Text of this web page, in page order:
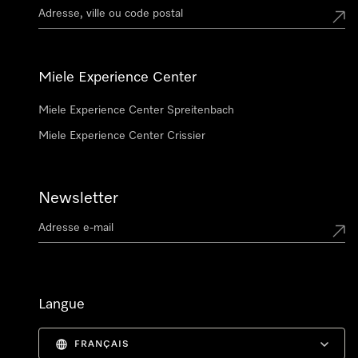
Miele Experience Center
Miele Experience Center Spreitenbach
Miele Experience Center Crissier
Newsletter
Langue
FRANÇAIS